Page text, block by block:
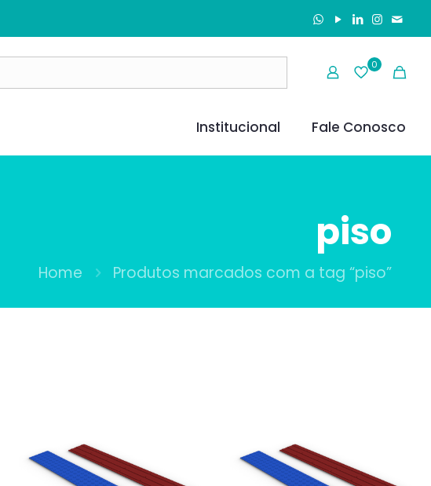
0
Institucional Fale Conosco
piso
Home Produtos marcados com a tag “piso”